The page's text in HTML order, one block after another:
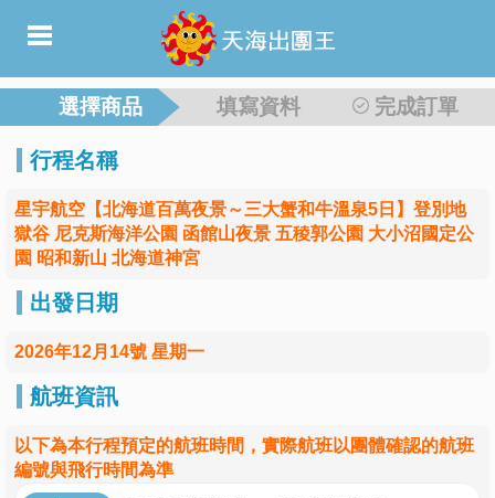
選擇商品 填寫資料 完成訂單
行程名稱
星宇航空【北海道百萬夜景～三大蟹和牛溫泉5日】登別地
獄谷 尼克斯海洋公園 函館山夜景 五稜郭公園 大小沼國定公
園 昭和新山 北海道神宮
出發日期
2026年12月14號 星期一
航班資訊
以下為本行程預定的航班時間，實際航班以團體確認的航班
編號與飛行時間為準